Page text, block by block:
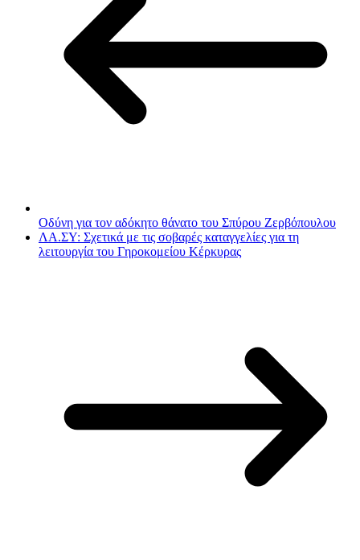
Οδύνη για τον αδόκητο θάνατο του Σπύρου Ζερβόπουλου
ΛΑ.ΣΥ: Σχετικά με τις σοβαρές καταγγελίες για τη
λειτουργία του Γηροκομείου Κέρκυρας